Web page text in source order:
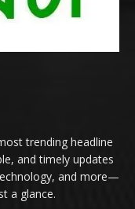
trending headline
and timely updates
and more—
a glance.